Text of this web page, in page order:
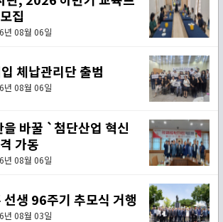
집
년 08월 06일
체납관리단 출범
년 08월 06일
바꿀 `첨단산업 혁신
가동
년 08월 06일
생 96주기 추모식 거행
년 08월 03일